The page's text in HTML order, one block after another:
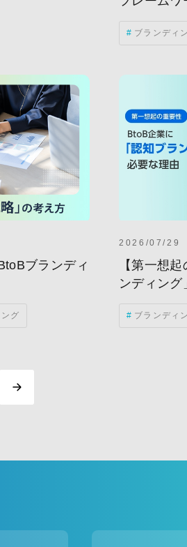
ブランディ
ブランディ
グ
2026/07/29
【第一想
ンディング
ブランディ